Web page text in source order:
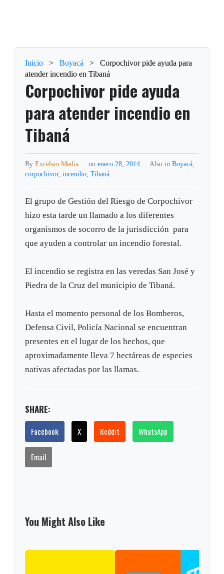
Inicio > Boyacá >
Corpochivor pide ayuda para
atender incendio en Tibaná
Corpochivor pide ayuda
para atender incendio en
Tibaná
ByExcelsio Media on enero 28, 2014 Also in Boyacá,
corpochivor,incendio,Tibaná
El grupo de Gestión del Riesgo de Corpochivor
hizo esta tarde un llamado a los diferentes
organismos de socorro de la jurisdicción para
que ayuden a controlar un incendio forestal.
El incendio se registra en las veredas San José y
Piedra de la Cruz del municipio de Tibaná.
Hasta el momento personal de los Bomberos,
Defensa Civil, Policía Nacional se encuentran
presentes en el lugar de los hechos, que
aproximadamente lleva 7 hectáreas de especies
nativas afectadas por las llamas.
SHARE:
Facebook X Reddit WhatsApp
Email
You Might Also Like